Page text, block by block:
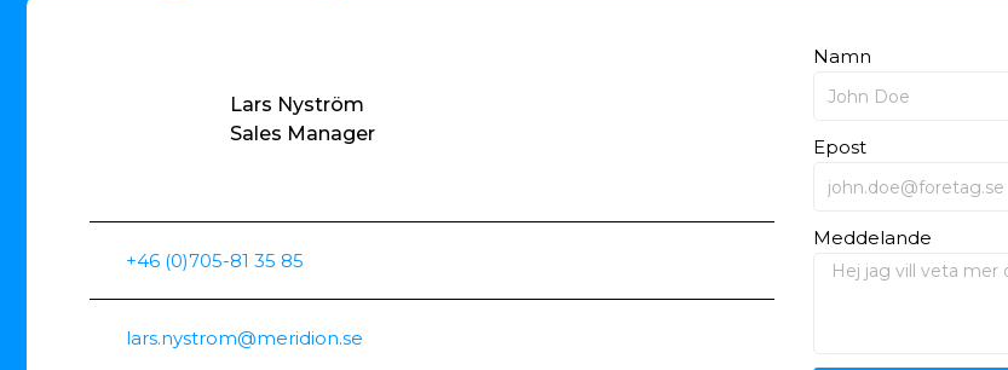
Lars Nyström
Sales Manager
+46 (0)705-81 35 85
lars.nystrom@meridion.se
Namn
Epost
Meddelande